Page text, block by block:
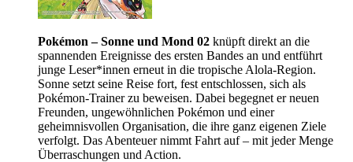
Pokémon – Sonne und Mond 02 knüpft direkt an die
spannenden Ereignisse des ersten Bandes an und entführt
junge Leser*innen erneut in die tropische Alola-Region.
Sonne setzt seine Reise fort, fest entschlossen, sich als
Pokémon-Trainer zu beweisen. Dabei begegnet er neuen
Freunden, ungewöhnlichen Pokémon und einer
geheimnisvollen Organisation, die ihre ganz eigenen Ziele
verfolgt. Das Abenteuer nimmt Fahrt auf – mit jeder Menge
Überraschungen und Action.